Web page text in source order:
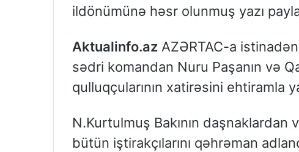
ildönümünə həsr olunmuş yazı
Aktualinfo.az AZƏRTAC-a
sədri komandan Nuru Paşanın və
qulluqçularının xatirəsini ehtiramla
N.Kurtulmuş Bakının
bütün iştirakçılarını qəhrəman